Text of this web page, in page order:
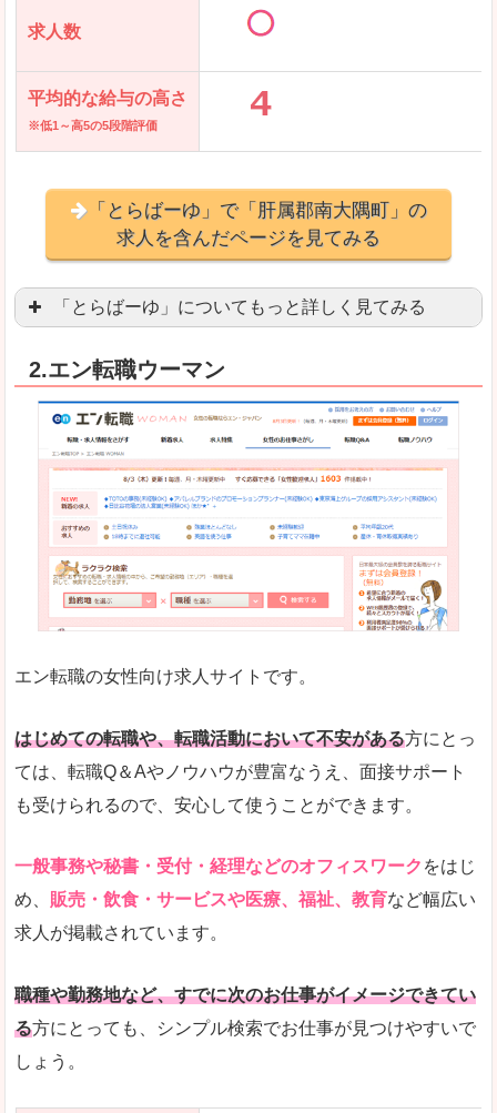
求人数
平均的な給与の高さ
※低1～高5の5段階評価
「とらばーゆ」で「肝属郡南大隅町」の
求人を含んだページを見てみる
「とらばーゆ」についてもっと詳しく見てみる
良いところ
スマホアプリやソーシャルアカウントが充実して
「ファッション・ブランドページ」という検索
悪いところ
事務などのオフィスワークを探している方にとっ
専門性が強い部分があるので、逆に一般的なお仕
詳しい説明
とにかく、女性ならではの職種の専門性が高いの
また、アパレル・コスメ、エステ・ネイル・美容
人気度
専門性が高いので、これらのお仕事に転職を考
リクルートグループなので、大手という安心感も
使いやすさ
検索がしやすく、求人詳細にも画像やイラストな
2.エン転職ウーマン
エン転職の女性向け求人サイトです。
はじめての転職や、転職活動において不安がある方にとっ
ては、転職Q＆Aやノウハウが豊富なうえ、面接サポート
も受けられるので、安心して使うことができます。
一般事務や秘書・受付・経理などのオフィスワーク をはじ
め、 販売・飲食・サービスや医療、福祉、教育など幅広い
求人が掲載されています。
職種や勤務地など、すでに次のお仕事がイメージできてい
る方にとっても、シンプル検索でお仕事が見つけやすいで
しょう。